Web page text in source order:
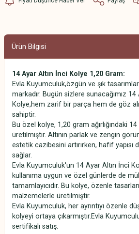
Ürün Bilgisi
14 Ayar Altın İnci Kolye 1,20 Gram:
Evla Kuyumculuk,özgün ve şık
markadır. Bugün sizlere sunacağımız 14
Kolye,hem zarif bir parça hem de göz
sahiptir.
Bu özel kolye, 1,20 gram ağırlığındaki
üretilmiştir. Altının parlak ve zengin
estetik cazibesini artırırken, hafif yapısı
sağlar.
Evla Kuyumculuk'un 14 Ayar Altın İnci
kullanıma uygun ve özel günlerde de
tamamlayıcıdır. Bu kolye, özenle
malzemelerle üretilmiştir.
Evla Kuyumculuk, her ayrıntıyı özenle
kolyeyi ortaya çıkarmıştır.Evla
sertifikalı satış.